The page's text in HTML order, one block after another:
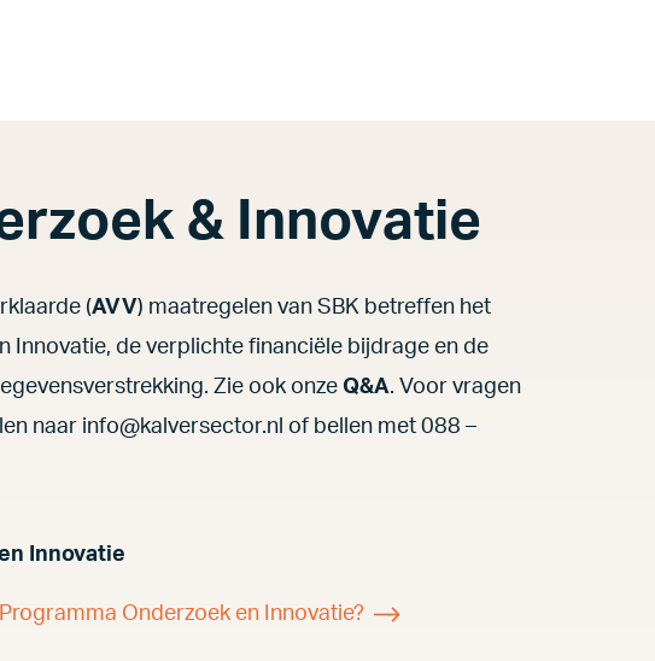
& Innovatie
(AVV) maatregelen van SBK betreffen het
Innovatie, de verplichte financiële bijdrage en de
Zie ook onze Q&A. Voor vragen
naar info@kalversector.nl of bellen met 088 –
Innovatie
Onderzoek en Innovatie?